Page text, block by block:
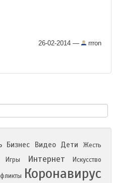
26-02-2014 — rrron
Бизнес Видео Дети
Жесть
Игры Интернет Искусство
Коронавирус